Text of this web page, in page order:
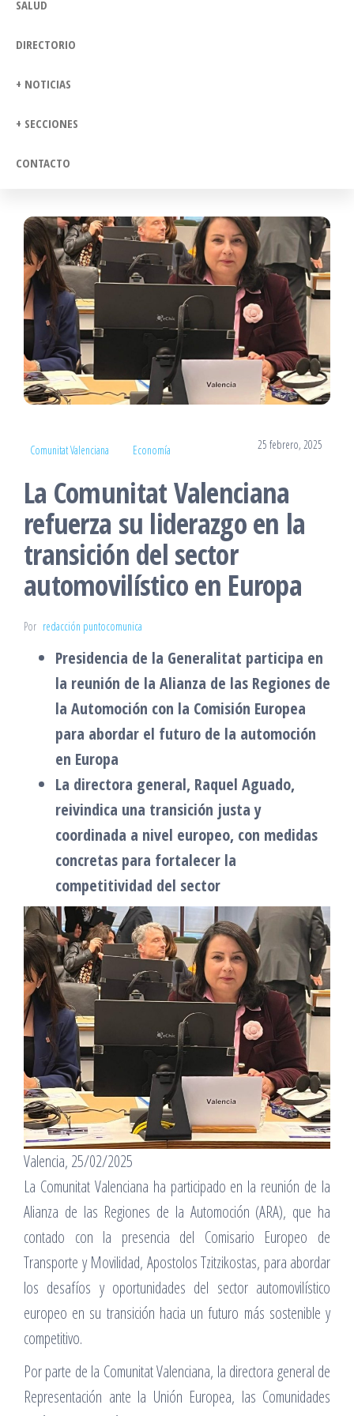
SALUD
DIRECTORIO
+ NOTICIAS
+ SECCIONES
CONTACTO
Comunitat Valenciana Economía 25 febrero, 2025
La Comunitat Valenciana
refuerza su liderazgo en la
transición del sector
automovilístico en Europa
Por redacción puntocomunica
Presidencia de la Generalitat participa en
la reunión de la Alianza de las Regiones de
la Automoción con la Comisión Europea
para abordar el futuro de la automoción
en Europa
La directora general, Raquel Aguado,
reivindica una transición justa y
coordinada a nivel europeo, con medidas
concretas para fortalecer la
competitividad del sector
Valencia, 25/02/2025
La Comunitat Valenciana ha participado en la reunión de la
Alianza de las Regiones de la Automoción (ARA), que ha
contado con la presencia del Comisario Europeo de
Transporte y Movilidad, Apostolos Tzitzikostas, para abordar
los desafíos y oportunidades del sector automovilístico
europeo en su transición hacia un futuro más sostenible y
competitivo.
Por parte de la Comunitat Valenciana, la directora general de
Representación ante la Unión Europea, las Comunidades